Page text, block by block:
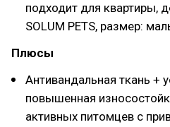
подходит для квартиры,
SOLUM PETS, размер:
Плюсы
Антивандальная ткань +
повышенная
активных питомцев с